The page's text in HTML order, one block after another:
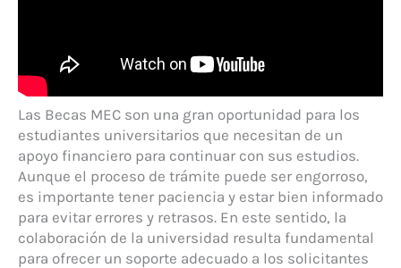
Las Becas MEC son una gran oportunidad para los
estudiantes universitarios que necesitan de un
apoyo financiero para continuar con sus estudios.
Aunque el proceso de trámite puede ser engorroso,
es importante tener paciencia y estar bien informado
para evitar errores y retrasos. En este sentido, la
colaboración de la universidad resulta fundamental
para ofrecer un soporte adecuado a los solicitantes